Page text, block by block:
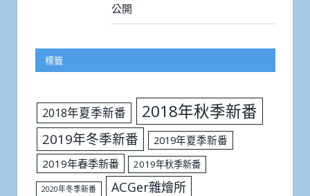
公開
標籤
2018年夏季新番 2018年秋季新番
2019年冬季新番
2019年夏季新番
2019年春季新番
2019年秋季新番
2020年冬季新番 ACGer雜燴所